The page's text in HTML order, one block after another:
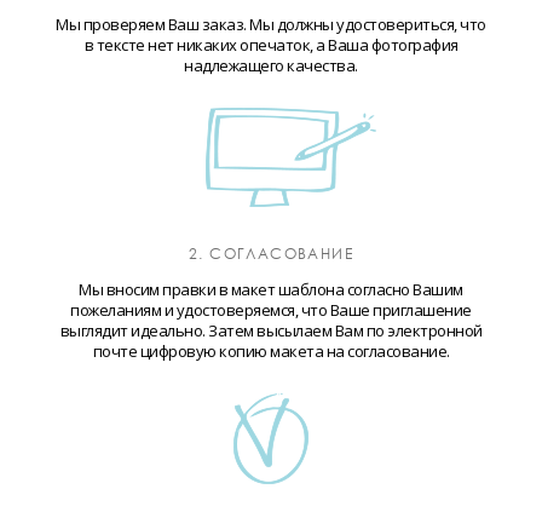
Мы проверяем Ваш заказ. Мы должны удостовериться, что
в тексте нет никаких опечаток, а Ваша фотография
надлежащего качества.
2. СОГЛАСОВАНИЕ
Мы вносим правки в макет шаблона согласно Вашим
пожеланиям и удостоверяемся, что Ваше приглашение
выглядит идеально. Затем высылаем Вам по электронной
почте цифровую копию макета на согласование.